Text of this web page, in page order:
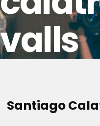
valls
Santiago